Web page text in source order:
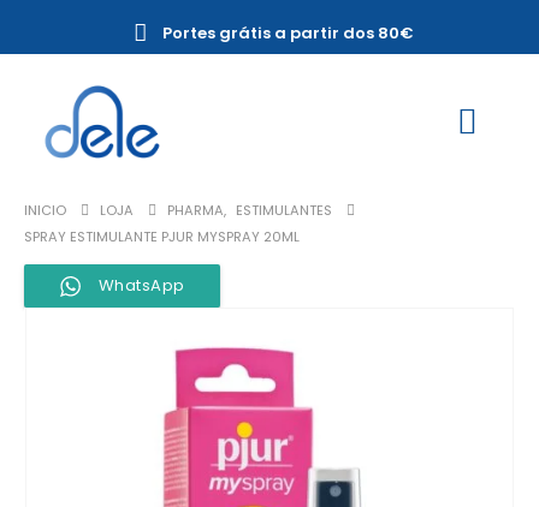
Portes grátis a partir dos 80€
INICIO LOJA PHARMA, ESTIMULANTES
SPRAY ESTIMULANTE PJUR MYSPRAY 20ML
WhatsApp